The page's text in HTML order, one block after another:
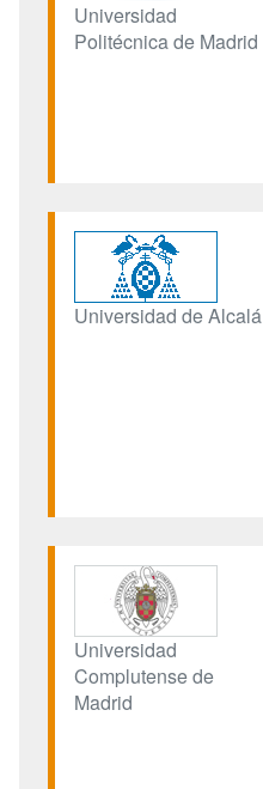
Universidad
Politécnica de Madrid
Universidad de Alcalá
Universidad
Complutense de
Madrid